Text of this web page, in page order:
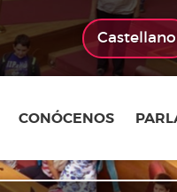
Castellano
CONÓCENOS